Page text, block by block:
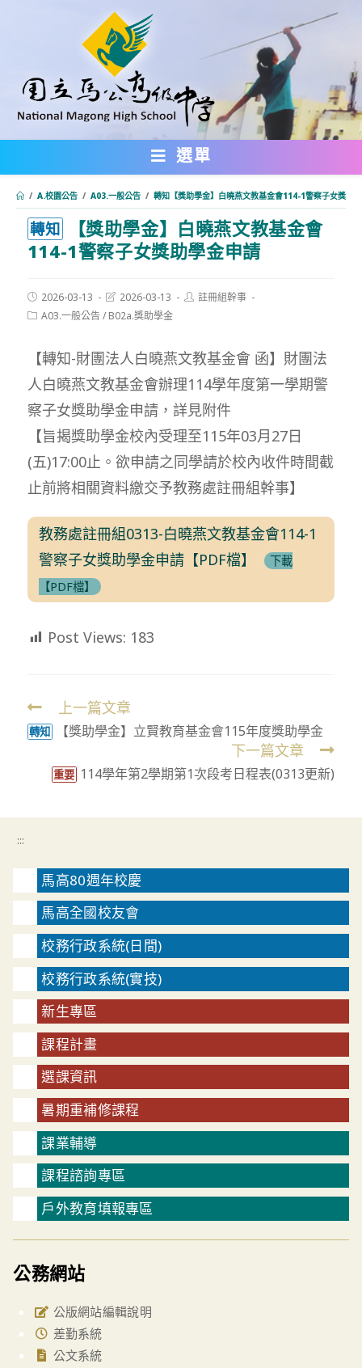
內
選單
/ A.校園公告 / A03.一般公告 / 轉知【獎助學金】白曉燕文教基金會114-1警察子女獎助
轉知
【獎助學金】白曉燕文教基金會
114-1警察子女獎助學金申請
Post
published:
2026-03-13
Post
modified:
2026-03-13
Post註冊組幹事
PostA03.一般公告/ B02a.獎助學金
【轉知-財團法人白曉燕文教基金會 函】財團法
人白曉燕文教基金會辦理114學年度第一學期警
察子女獎助學金申請，詳見附件
【旨揭獎助學金校內受理至115年03月27日
(五)17:00止。欲申請之同學請於校內收件時間截
止前將相關資料繳交予教務處註冊組幹事】
教務處註冊組0313-白曉燕文教基金會114-1
警察子女獎助學金申請【PDF檔】
下載
【PDF檔】
Post Views: 183
Read
more
上一篇文章
轉知 【獎助學金】立賢教育基金會115年度獎助學金
下一篇文章
重要 114學年第2學期第1次段考日程表(0313更新)
:::
馬高80週年校慶
馬高全國校友會
校務行政系統(日間)
校務行政系統(實技)
新生專區
課程計畫
選課資訊
暑期重補修課程
課業輔導
課程諮詢專區
戶外教育填報專區
公務網站
公版網站編輯說明
差勤系統
公文系統